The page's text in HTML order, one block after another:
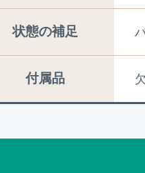
状態の補足
付属品